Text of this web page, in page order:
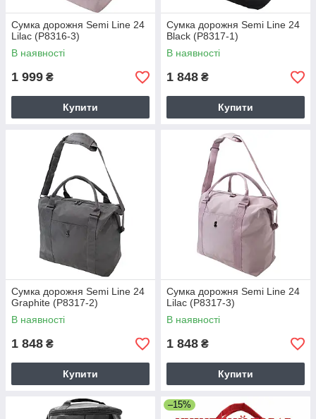
Сумка дорожня Semi Line 24
Lilac (P8316-3)
В наявності
1 999 ₴
Купити
Сумка дорожня Semi Line 24
Black (P8317-1)
В наявності
1 848 ₴
Купити
Сумка дорожня Semi Line 24
Graphite (P8317-2)
В наявності
1 848 ₴
Купити
Сумка дорожня Semi Line 24
Lilac (P8317-3)
В наявності
1 848 ₴
Купити
–15%